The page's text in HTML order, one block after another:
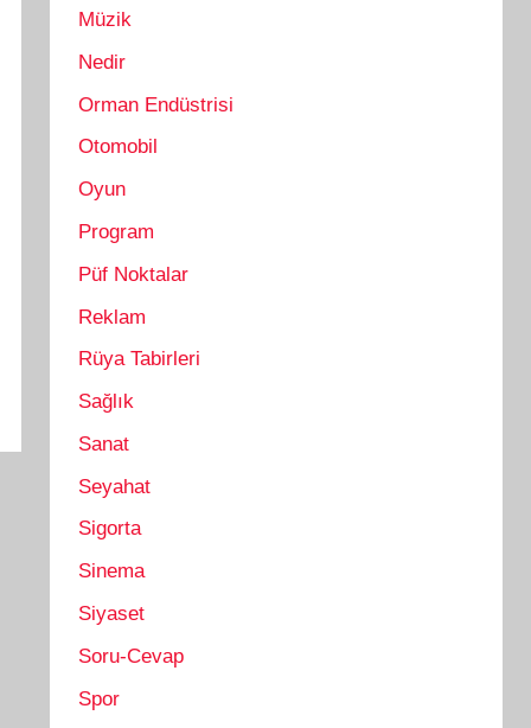
Müzik
Nedir
Orman Endüstrisi
Otomobil
Oyun
Program
Püf Noktalar
Reklam
Rüya Tabirleri
Sağlık
Sanat
Seyahat
Sigorta
Sinema
Siyaset
Soru-Cevap
Spor